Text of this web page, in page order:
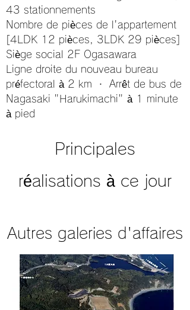
43 stationnements
Nombre de pièces de l'appartement
[4LDK 12 pièces, 3LDK 29 pièces]
Siège social 2F Ogasawara
Ligne droite du nouveau bureau
préfectoral à 2 km ・ Arrêt de bus de
Nagasaki "Harukimachi" à 1 minute
à pied
Principales
réalisations à ce jour
Autres galeries d'affaires